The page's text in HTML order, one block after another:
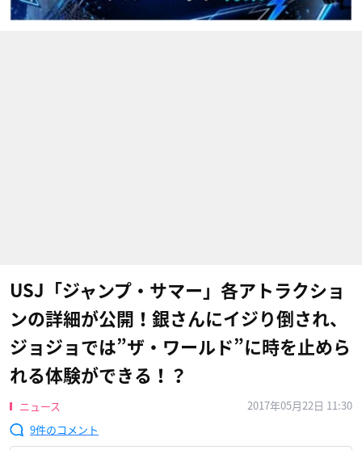
USJ「ジャンプ・サマー」各アトラクショ
ンの詳細が公開！銀さんにイジり倒され、
ジョジョでは”ザ・ワールド”に時を止めら
れる体験ができる！？
ニュース
2017年05月22日 11:30
9